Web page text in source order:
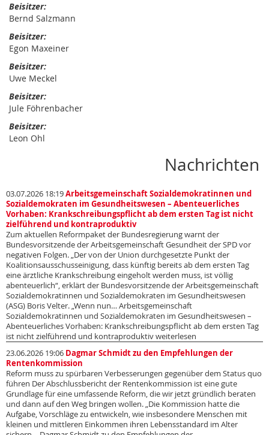
Beisitzer:
Bernd Salzmann
Beisitzer:
Egon Maxeiner
Beisitzer:
Uwe Meckel
Beisitzer:
Jule Föhrenbacher
Beisitzer:
Leon Ohl
Nachrichten
03.07.2026 18:19Arbeitsgemeinschaft Sozialdemokratinnen und
Sozialdemokraten im Gesundheitswesen – Abenteuerliches
Vorhaben: Krankschreibungspflicht ab dem ersten Tag ist nicht
zielführend und kontraproduktiv
Zum aktuellen Reformpaket der Bundesregierung warnt der
Bundesvorsitzende der Arbeitsgemeinschaft Gesundheit der SPD vor
negativen Folgen. „Der von der Union durchgesetzte Punkt der
Koalitionsausschusseinigung, dass künftig bereits ab dem ersten Tag
eine ärztliche Krankschreibung eingeholt werden muss, ist völlig
abenteuerlich“, erklärt der Bundesvorsitzende der Arbeitsgemeinschaft
Sozialdemokratinnen und Sozialdemokraten im Gesundheitswesen
(ASG) Boris Velter. „Wenn nun… Arbeitsgemeinschaft
Sozialdemokratinnen und Sozialdemokraten im Gesundheitswesen –
Abenteuerliches Vorhaben: Krankschreibungspflicht ab dem ersten Tag
ist nicht zielführend und kontraproduktiv weiterlesen
23.06.2026 19:06 Dagmar Schmidt zu den Empfehlungen der
Rentenkommission
Reform muss zu spürbaren Verbesserungen gegenüber dem Status quo
führen Der Abschlussbericht der Rentenkommission ist eine gute
Grundlage für eine umfassende Reform, die wir jetzt gründlich beraten
und dann auf den Weg bringen wollen. „Die Kommission hatte die
Aufgabe, Vorschläge zu entwickeln, wie insbesondere Menschen mit
kleinen und mittleren Einkommen ihren Lebensstandard im Alter